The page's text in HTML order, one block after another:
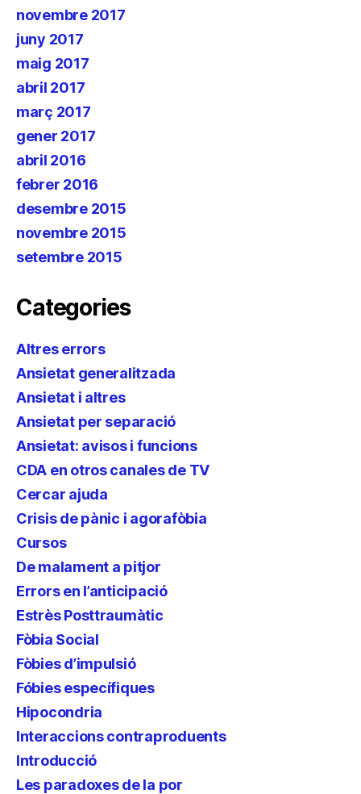
novembre 2017
juny 2017
maig 2017
abril 2017
març 2017
gener 2017
abril 2016
febrer 2016
desembre 2015
novembre 2015
setembre 2015
Categories
Altres errors
Ansietat generalitzada
Ansietat i altres
Ansietat per separació
Ansietat: avisos i funcions
CDA en otros canales de TV
Cercar ajuda
Crisis de pànic i agorafòbia
Cursos
De malament a pitjor
Errors en l’anticipació
Estrès Posttraumàtic
Fòbia Social
Fòbies d’impulsió
Fóbies específiques
Hipocondria
Interaccions contraproduents
Introducció
Les paradoxes de la por